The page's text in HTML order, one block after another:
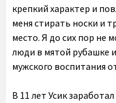
крепкий характер и
меня стирать носки и
место. Я до сих пор не
люди в мятой рубашке
мужского воспитания
В 11 лет Усик